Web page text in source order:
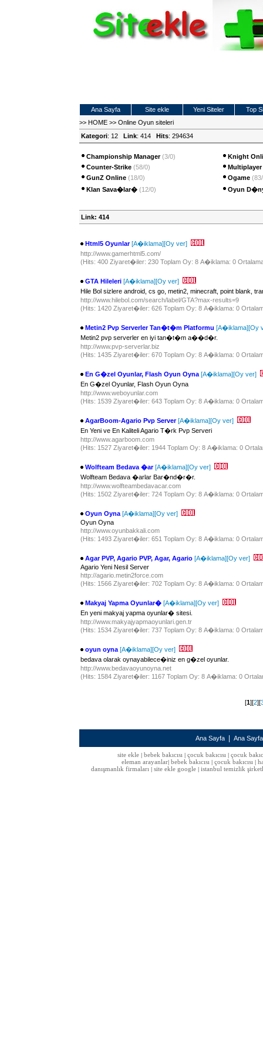
Ana Sayfa Site ekle Yeni Siteler
Top
>> HOME >> Online Oyun siteleri
Kategori: 12 Link: 414 Hits: 294634
Championship Manager(3/0)
Counter-Strike (58/0)
GunZ Online (18/0)
Klan Sava�lar� (12/0)
Knight
Ogame
Oyun
Link: 414
Html5 Oyunlar [A�iklama][Oy ver]
http://www.gamerhtml5.com/
(Hits: 400 Ziyaret�iler: 230 Toplam Oy: 8 A�iklama: 0
GTA Hileleri [A�iklama][Oy ver]
Hile Bol sizlere android, cs go, metin2, minecraft, point blank,
http://www.hilebol.com/search/label/GTA?max-results=9
(Hits: 1420 Ziyaret�iler: 626 Toplam Oy: 8 A�iklama: 0
Metin2 Pvp Serverler Tan�t�m Platformu [A�iklama][Oy
Metin2 pvp serverler en iyi tan�t�m a��d�r.
http://www.pvp-serverlar.biz
(Hits: 1435 Ziyaret�iler: 670 Toplam Oy: 8 A�iklama: 0
En G�zel Oyunlar, Flash Oyun Oyna [A�iklama][Oy ver]
En G�zel Oyunlar, Flash Oyun Oyna
http://www.weboyunlar.com
(Hits: 1539 Ziyaret�iler: 643 Toplam Oy: 8 A�iklama: 0
AgarBoom-Agario Pvp Server [A�iklama][Oy ver]
En Yeni ve En Kaliteli Agario T�rk Pvp Serveri
http://www.agarboom.com
(Hits: 1527 Ziyaret�iler: 1944 Toplam Oy: 8 A�iklama: 0
Wolfteam Bedava �ar [A�iklama][Oy ver]
Wolfteam Bedava �arlar Bar�nd�r�r.
http://www.wolfteambedavacar.com
(Hits: 1502 Ziyaret�iler: 724 Toplam Oy: 8 A�iklama: 0
Oyun Oyna [A�iklama][Oy ver]
Oyun Oyna
http://www.oyunbakkali.com
(Hits: 1493 Ziyaret�iler: 651 Toplam Oy: 8 A�iklama: 0
Agar PVP, Agario PVP, Agar, Agario [A�iklama][Oy ver]
Agario Yeni Nesil Server
http://agario.metin2force.com
(Hits: 1566 Ziyaret�iler: 702 Toplam Oy: 8 A�iklama: 0
Makyaj Yapma Oyunlar� [A�iklama][Oy ver]
En yeni makyaj yapma oyunlar� sitesi.
http://www.makyajyapmaoyunlari.gen.tr
(Hits: 1534 Ziyaret�iler: 737 Toplam Oy: 8 A�iklama: 0
oyun oyna [A�iklama][Oy ver]
bedava olarak oynayabilece�iniz en g�zel oyunlar.
http://www.bedavaoyunoyna.net
(Hits: 1584 Ziyaret�iler: 1167 Toplam Oy: 8 A�iklama: 0
[1][2][
Ana Sayfa Ana
site ekle| bebek bakıcısı| çocuk bakıcısı| çocuk
eleman arayanlar bebek bakıcısı çocuk bakıcısı
danışmanlık firmaları
site ekle google istanbul temizlik